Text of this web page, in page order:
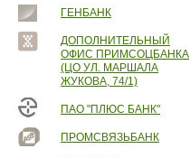
ГЕНБАНК
ДОПОЛНИТЕЛЬНЫЙ
ОФИС ПРИМСОЦБАНКА
(ЦО УЛ. МАРШАЛА
ЖУКОВА, 74/1)
ПАО "ПЛЮС БАНК"
ПРОМСВЯЗЬБАНК